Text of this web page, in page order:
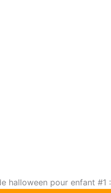
halloween pour enfant #1 :